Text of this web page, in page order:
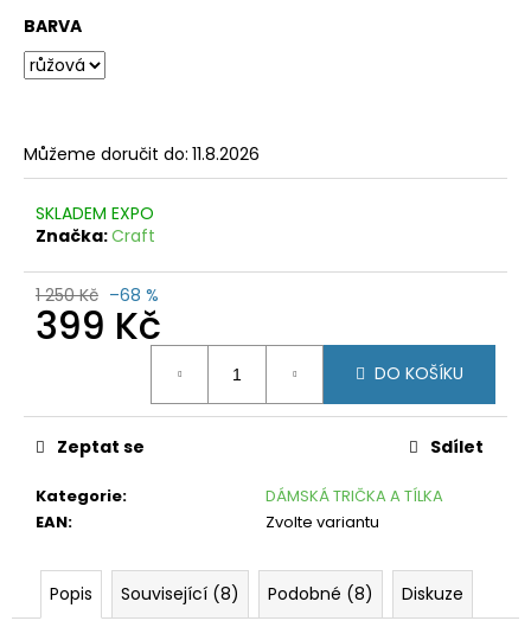
BARVA
Můžeme doručit do: 11.8.2026
SKLADEM EXPO
Značka:Craft
1 250 Kč –68 %
399 Kč
DO KOŠÍKU
Kategorie:
DÁMSKÁ TRIČKA A TÍLKA
EAN: Zvolte variantu
Zeptat se Sdílet
Popis Související (8) Podobné (8) Diskuze
o
p
o
č
u
e
m
e
CRAFT
LS
ČERNÁ
W
799
Kč
Původně:
350